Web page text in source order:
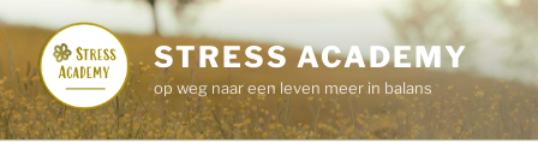
Ga
de
inhoud
STRESS ACADEMY
op weg naar een leven meer in balans